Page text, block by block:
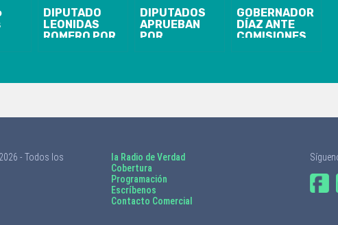
DIPUTADO
LEONIDAS
ROMERO POR
ENAP: «ES EL
LAS
CORRUPCIÓN
DENTRO DE LA
EMPRESA DEL
DIPUTADOS
APRUEBAN
POR
IRREGULARIDADES
GOBERNADOR
DÍAZ ANTE
COMISIONES
HUACHIPATO:
ATÓMICA QUE
- Todos los
la Radio de Verdad
Cobertura
Programación
Escríbenos
Contacto Comercial